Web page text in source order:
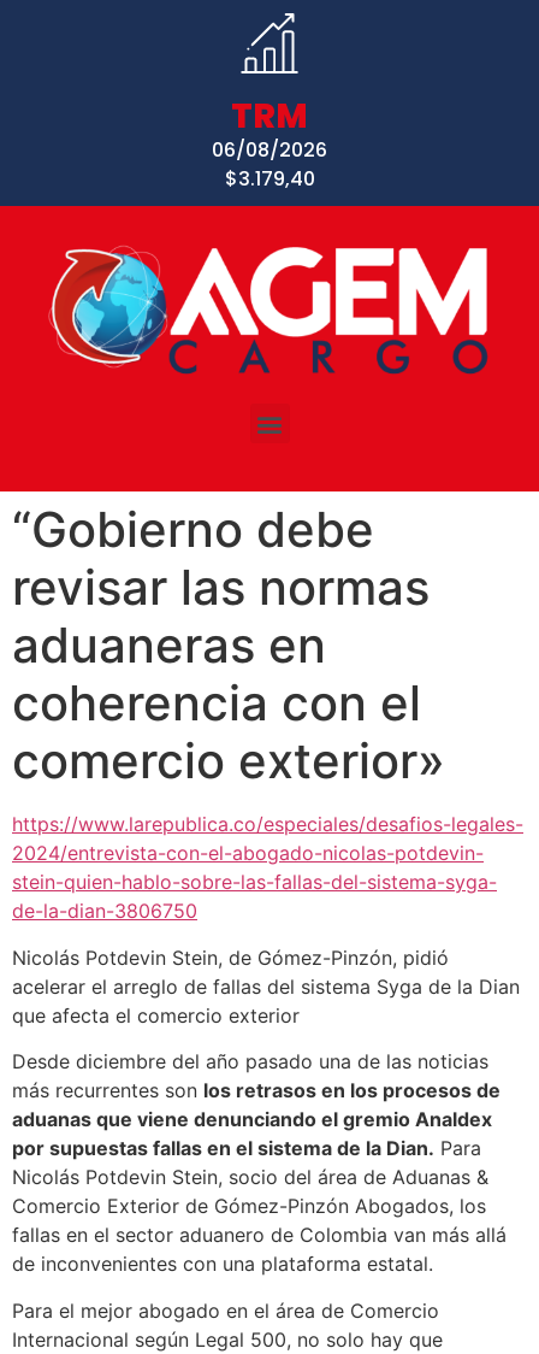
TRM
06/08/2026
$3.179,40
“Gobierno debe
revisar las normas
aduaneras en
coherencia con el
comercio exterior»
https://www.larepublica.co/especiales/desafios-legales-
2024/entrevista-con-el-abogado-nicolas-potdevin-
stein-quien-hablo-sobre-las-fallas-del-sistema-syga-
de-la-dian-3806750
Nicolás Potdevin Stein, de Gómez-Pinzón, pidió
acelerar el arreglo de fallas del sistema Syga de la Dian
que afecta el comercio exterior
Desde diciembre del año pasado una de las noticias
más recurrentes son los retrasos en los procesos de
aduanas que viene denunciando el gremio Analdex
por supuestas fallas en el sistema de la Dian. Para
Nicolás Potdevin Stein, socio del área de Aduanas &
Comercio Exterior de Gómez-Pinzón Abogados, los
fallas en el sector aduanero de Colombia van más allá
de inconvenientes con una plataforma estatal.
Para el mejor abogado en el área de Comercio
Internacional según Legal 500, no solo hay que